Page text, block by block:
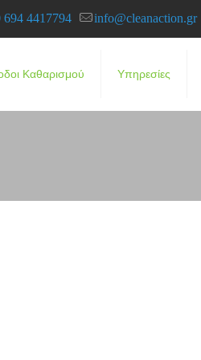
694 4417794 info@cleanaction.gr
Καθαρισμού Υπηρεσίες